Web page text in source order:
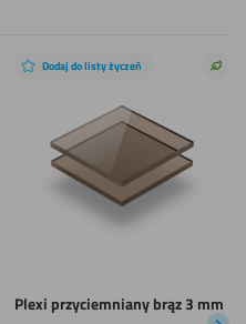
Dodaj do listy życzeń
Plexi przyciemniany brąz 3 mm